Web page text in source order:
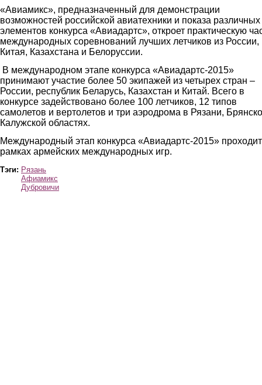
«Авиамикс», предназначенный для демонстрации
возможностей российской авиатехники и показа различных
элементов конкурса «Авиадартс», откроет практическую
международных соревнований лучших летчиков из России,
Китая, Казахстана и Белоруссии.
В международном этапе конкурса «Авиадартс-2015»
принимают участие более 50 экипажей из четырех стран –
России, республик Беларусь, Казахстан и Китай. Всего в
конкурсе задействовано более 100 летчиков, 12 типов
самолетов и вертолетов и три аэродрома в Рязани,
Калужской областях.
Международный этап конкурса «Авиадартс-2015»
рамках армейских международных игр.
Тэги: Рязань
Афиамикс
Дубровичи